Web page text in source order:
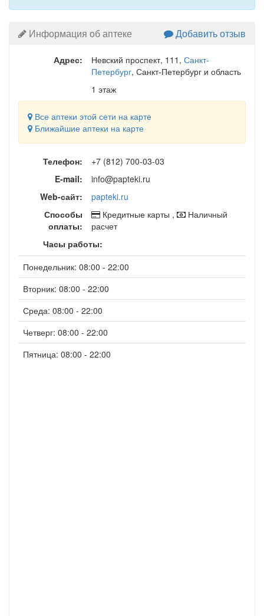
Информация об аптеке Добавить отзыв
Адрес: Невский проспект, 111 , Санкт-
Петербург, Санкт-Петербург и область
1 этаж
Все аптеки этой сети на карте
Ближайшие аптеки на карте
Телефон:
+7 (812) 700-03-03
E-mail:
info@papteki.ru
Web-сайт:
papteki.ru
Способы
оплаты:
Кредитные карты ,
Наличный
расчет
Часы работы:
Понедельник: 08:00 - 22:00
Вторник: 08:00 - 22:00
Среда: 08:00 - 22:00
Четверг: 08:00 - 22:00
Пятница: 08:00 - 22:00